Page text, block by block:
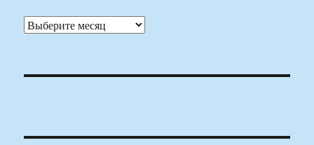
Архивы